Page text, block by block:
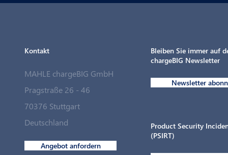
MAHLE chargeBIG schließt strategische
Partnerschaft mit Langmatz Energy
Kontakt
MAHLE chargeBIG GmbH
Pragstraße 26 - 46
70376 Stuttgart
Deutschland
Angebot anfordern
Bleiben Sie immer auf
chargeBIG Newsletter
Newsletter
Product Security
(PSIRT)